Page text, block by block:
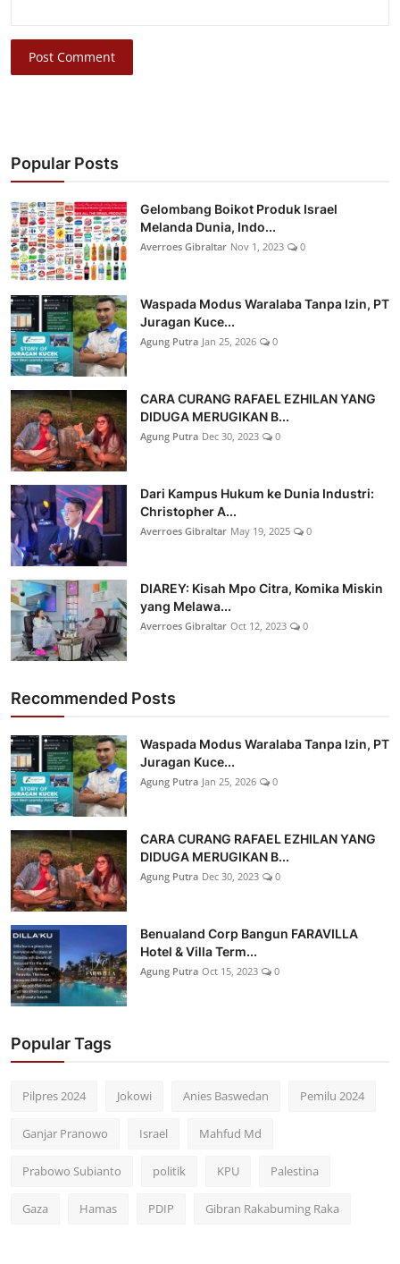
Post Comment
Popular Posts
Gelombang Boikot Produk Israel
Melanda Dunia, Indo...
Averroes Gibraltar Nov 1, 2023 0
Waspada Modus Waralaba Tanpa Izin, PT
Juragan Kuce...
Agung Putra Jan 25, 2026 0
CARA CURANG RAFAEL EZHILAN YANG
DIDUGA MERUGIKAN B...
Agung Putra Dec 30, 2023 0
Dari Kampus Hukum ke Dunia Industri:
Christopher A...
Averroes Gibraltar May 19, 2025 0
DIAREY: Kisah Mpo Citra, Komika Miskin
yang Melawa...
Averroes Gibraltar Oct 12, 2023 0
Recommended Posts
Waspada Modus Waralaba Tanpa Izin, PT
Juragan Kuce...
Agung Putra Jan 25, 2026 0
CARA CURANG RAFAEL EZHILAN YANG
DIDUGA MERUGIKAN B...
Agung Putra Dec 30, 2023 0
Benualand Corp Bangun FARAVILLA
Hotel & Villa Term...
Agung Putra Oct 15, 2023 0
Popular Tags
Pilpres 2024 Jokowi Anies Baswedan Pemilu 2024
Ganjar Pranowo Israel Mahfud Md
Prabowo Subianto politik KPU Palestina
Gaza Hamas PDIP Gibran Rakabuming Raka